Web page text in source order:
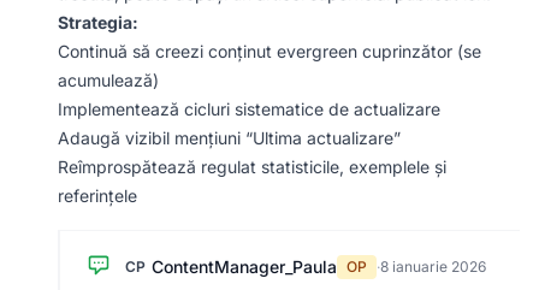
Strategia:
Continuă să creezi conținut evergreen cuprinzător (se
acumulează)
Implementează cicluri sistematice de actualizare
Adaugă vizibil mențiuni “Ultima actualizare”
Reîmprospătează regulat statisticile, exemplele și
referințele
CP ContentManager_Paula OP ·8 ianuarie 2026